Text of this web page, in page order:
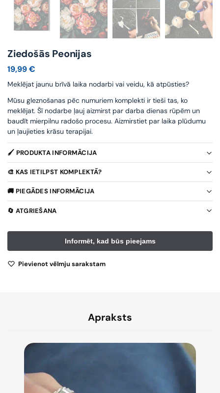
Ziedošās Peonijas
19,99€
Meklējat jaunu brīvā laika nodarbi vai veidu, kā atpūsties?
Mūsu gleznošanas pēc numuriem komplekti ir tieši tas, ko
meklējat. Šī nodarbe ļauj aizmirst par darba dienas rūpēm un
baudīt mierpilnu radošo procesu. Aizmirstiet par laika plūdumu
un ļaujieties krāsu terapijai.
🖌️ PRODUKTA INFORMĀCIJA
🎨 KAS IETILPST KOMPLEKTĀ?
🚚 PIEGĀDES INFORMĀCIJA
🔄 ATGRIEŠANA
Pievienot vēlmju sarakstam
Apraksts